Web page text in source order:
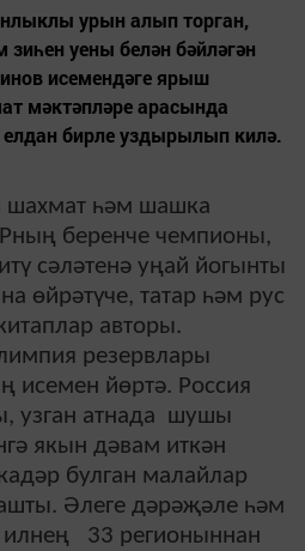
урын алып торган,
уены белән бәйләгән
исемендәге ярыш
мәктәпләре арасында
бирле уздырылып килә.
шахмат һәм шашка
беренче чемпионы,
сәләтенә уңай йогынты
өйрәтүче, татар һәм рус
авторы.
резервлары
исемен йөртә. Россия
узган атнада шушы
якын дәвам иткән
булган малайлар
Әлеге дәрәҗәле һәм
илнең 33 регионыннан